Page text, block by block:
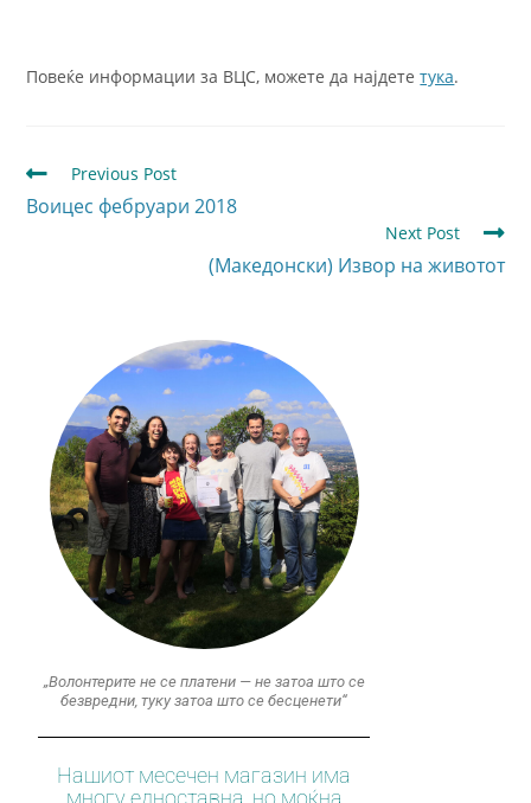
Повеќе информации за ВЦС, можете да најдететука.
Previous Post
Воицес фебруари 2018
Next Post
(Македонски) Извор на животот
„Волонтерите не се платени — не затоа што се
безвредни, туку затоа што се бесценети“
Нашиот месечен магазин има
многу едноставна, но моќна